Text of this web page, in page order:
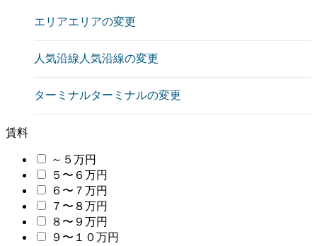
エリアエリアの変更
人気沿線 人気沿線の変更
ターミナルターミナルの変更
賃料
～５万円
５〜６万円
６〜７万円
７〜８万円
８〜９万円
９〜１０万円